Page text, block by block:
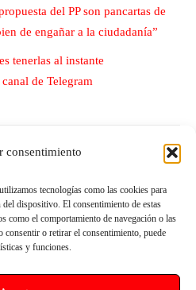
consentimiento
tecnologías como las cookies para
dispositivo. El consentimiento de estas
como el comportamiento de navegación o las
o retirar el consentimiento, puede
y funciones.
del PP son pancartas de
de engañar a la ciudadanía”
tenerlas al instante
de Telegram
El PSOE de Molina de Segura